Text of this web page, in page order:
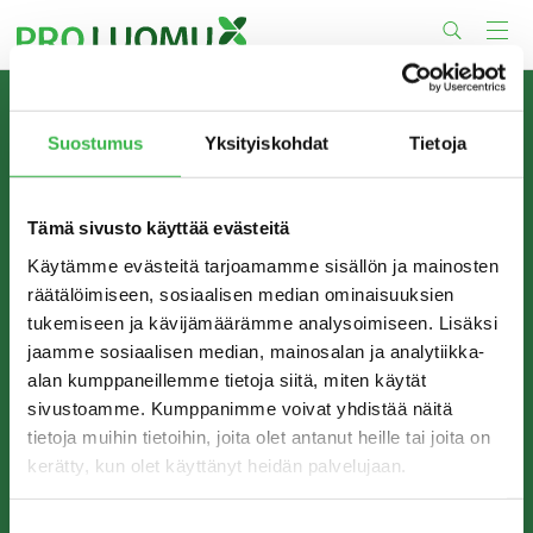
Suostumus Yksityiskohdat Tietoja
Tämä sivusto käyttää evästeitä
Käytämme evästeitä tarjoamamme sisällön ja mainosten
räätälöimiseen, sosiaalisen median ominaisuuksien
tukemiseen ja kävijämäärämme analysoimiseen. Lisäksi
jaamme sosiaalisen median, mainosalan ja analytiikka-
alan kumppaneillemme tietoja siitä, miten käytät
sivustoamme. Kumppanimme voivat yhdistää näitä
tietoja muihin tietoihin, joita olet antanut heille tai joita on
kerätty, kun olet käyttänyt heidän palvelujaan.
to
content
TIETOA MEISTÄ
Pro Luomu on luomualan yhteistyöorganisaatio, joka